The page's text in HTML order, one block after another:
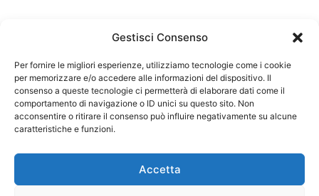
Gestisci Consenso
Per fornire le migliori esperienze, utilizziamo tecnologie come i cookie
per memorizzare e/o accedere alle informazioni del dispositivo. Il
consenso a queste tecnologie ci permetterà di elaborare dati come il
comportamento di navigazione o ID unici su questo sito. Non
acconsentire o ritirare il consenso può influire negativamente su alcune
caratteristiche e funzioni.
Accetta
Federazione Nazionale Degli Ordini dei Biologi:
codice fiscale 80069130583
Responsabile sito internet www.fnob.it: